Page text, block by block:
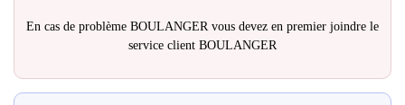
En cas de problème BOULANGER vous devez en premier joindre le
service client BOULANGER